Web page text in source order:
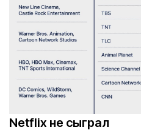
Netflix не сыграл